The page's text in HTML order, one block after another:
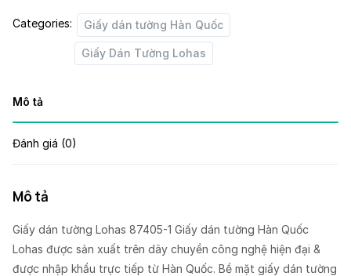
Categories: Giấy dán tường Hàn Quốc
Giấy Dán Tường Lohas
Mô tả
Đánh giá (0)
Mô tả
Giấy dán tường Lohas 87405-1 Giấy dán tường Hàn Quốc
Lohas được sản xuất trên dây chuyền công nghệ hiện đại &
được nhập khẩu trực tiếp từ Hàn Quốc. Bề mặt giấy dán tường